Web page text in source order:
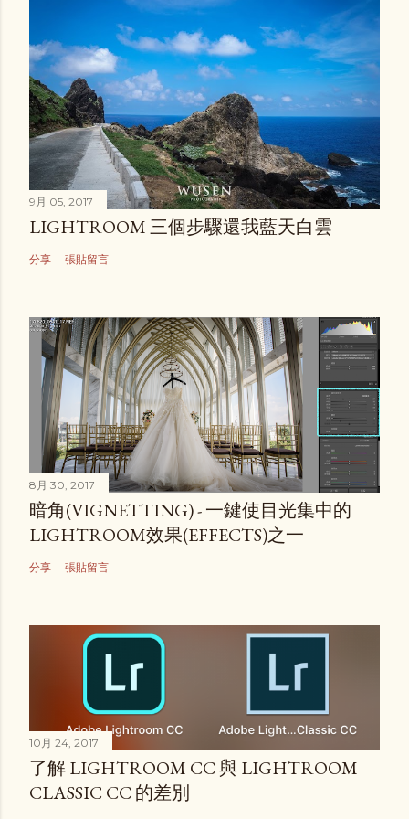
9月 05, 2017
LIGHTROOM 三個步驟還我藍天白雲
分享 張貼留言
8月 30, 2017
暗角(VIGNETTING) - 一鍵使目光集中的
LIGHTROOM效果(EFFECTS)之一
分享 張貼留言
10月 24, 2017
了解 LIGHTROOM CC 與 LIGHTROOM
CLASSIC CC 的差別